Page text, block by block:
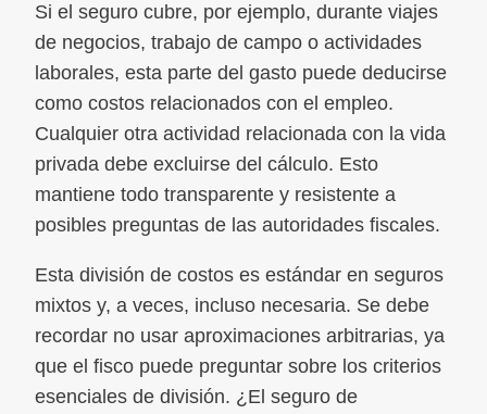
Si el seguro cubre, por ejemplo, durante viajes
de negocios, trabajo de campo o actividades
laborales, esta parte del gasto puede deducirse
como costos relacionados con el empleo.
Cualquier otra actividad relacionada con la vida
privada debe excluirse del cálculo. Esto
mantiene todo transparente y resistente a
posibles preguntas de las autoridades fiscales.
Esta división de costos es estándar en seguros
mixtos y, a veces, incluso necesaria. Se debe
recordar no usar aproximaciones arbitrarias, ya
que el fisco puede preguntar sobre los criterios
esenciales de división. ¿El seguro de